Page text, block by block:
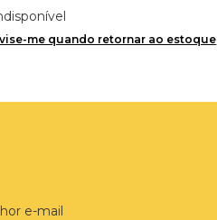
me quando retornar ao estoque
e-mail